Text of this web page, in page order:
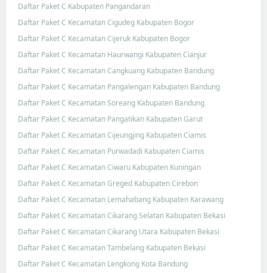
Daftar Paket C Kabupaten Pangandaran
Daftar Paket C Kecamatan Cigudeg Kabupaten Bogor
Daftar Paket C Kecamatan Cijeruk Kabupaten Bogor
Daftar Paket C Kecamatan Haurwangi Kabupaten Cianjur
Daftar Paket C Kecamatan Cangkuang Kabupaten Bandung
Daftar Paket C Kecamatan Pangalengan Kabupaten Bandung
Daftar Paket C Kecamatan Soreang Kabupaten Bandung
Daftar Paket C Kecamatan Pangatikan Kabupaten Garut
Daftar Paket C Kecamatan Cijeungjing Kabupaten Ciamis
Daftar Paket C Kecamatan Purwadadi Kabupaten Ciamis
Daftar Paket C Kecamatan Ciwaru Kabupaten Kuningan
Daftar Paket C Kecamatan Greged Kabupaten Cirebon
Daftar Paket C Kecamatan Lemahabang Kabupaten Karawang
Daftar Paket C Kecamatan Cikarang Selatan Kabupaten Bekasi
Daftar Paket C Kecamatan Cikarang Utara Kabupaten Bekasi
Daftar Paket C Kecamatan Tambelang Kabupaten Bekasi
Daftar Paket C Kecamatan Lengkong Kota Bandung